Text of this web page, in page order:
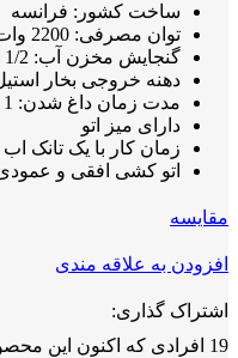
ساخت کشور: فرانسه
توان مصرفی: 2200 وات
گنجایش مخزن آب: 1/2 لیتر
دهنه خروجی بخار
مدت زمان داغ شدن: 1 دقیقه
دارای میز اتو
زمان کار با یک تانک اب 1 ساعت
اتو کشی افقی و
مقايسه
افزودن به علاقه مندی
اشتراک گذاری:
19 افرادی که اکنون این